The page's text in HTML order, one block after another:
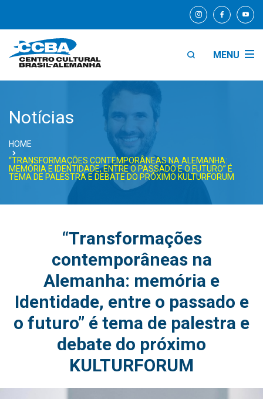
MENU
Notícias
HOME
“TRANSFORMAÇÕES CONTEMPORÂNEAS NA ALEMANHA:
MEMÓRIA E IDENTIDADE, ENTRE O PASSADO E O FUTURO” É
TEMA DE PALESTRA E DEBATE DO PRÓXIMO KULTURFORUM
“Transformações
contemporâneas na
Alemanha: memória e
Identidade, entre o passado e
o futuro” é tema de palestra e
debate do próximo
KULTURFORUM